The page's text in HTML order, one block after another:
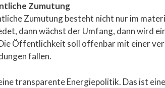
Zumutung
Zumutung besteht nicht nur im
dann wächst der Umfang, dann wird
Öffentlichkeit soll offenbar mit einer
fallen.
transparente Energiepolitik. Das ist